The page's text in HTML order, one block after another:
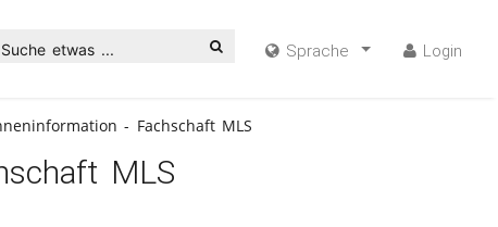
Suche etwas ... Sprache Login
- Fachschaft MLS
MLS